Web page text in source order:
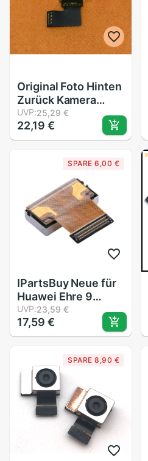
Original Foto Hinten
Zurück Kamera
21.0MP Modul Für
ELEFON Soldat
Helio X25
Ader 5,5 "2 K
Bildschirm freies
UVP:25,29 €
22,19 €
SPARE 6,00 €
IPartsBuy Neue für
Huawei Ehre 9
Zurück gegenüber
Kamera
UVP:23,59 €
17,59 €
SPARE 8,90 €